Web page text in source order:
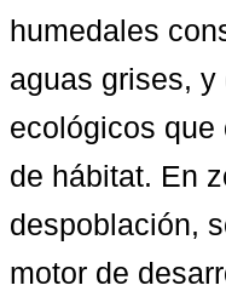
humedales
aguas grises,
ecológicos que
de hábitat. En
despoblación,
motor de